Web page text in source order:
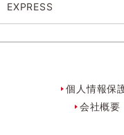
EXPRESS
個人情報保
会社概要